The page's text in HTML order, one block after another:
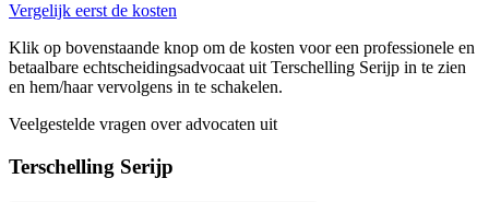
Vergelijk eerst de kosten
Klik op bovenstaande knop om de kosten voor een professionele en
betaalbare echtscheidingsadvocaat uit Terschelling Serijp in te zien
en hem/haar vervolgens in te schakelen.
Veelgestelde vragen over advocaten uit
Terschelling Serijp